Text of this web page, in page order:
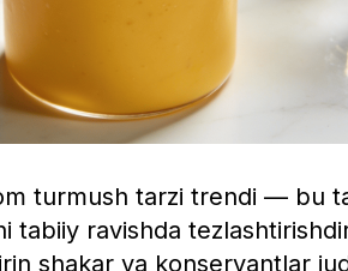
turmush tarzi trendi — bu
ravishda
shakar va konservantlar